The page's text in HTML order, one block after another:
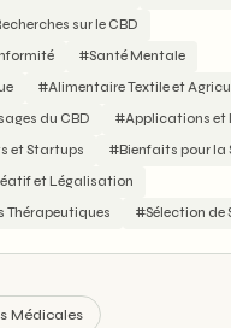
sur le CBD
#Santé Mentale
#Alimentaire Textile et
du CBD
#Applications et
et Startups
#Bienfaits pour la
et Légalisation
Thérapeutiques
#Sélection de
Médicales